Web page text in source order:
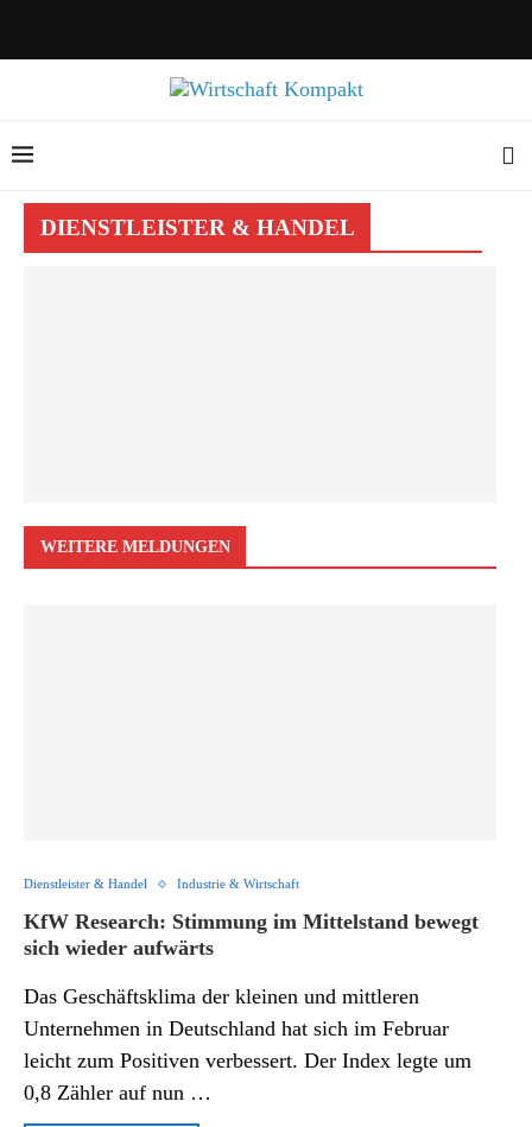
DIENSTLEISTER & HANDEL
WEITERE MELDUNGEN
Dienstleister & Handel Industrie & Wirtschaft
KfW Research: Stimmung im Mittelstand bewegt
sich wieder aufwärts
Das Geschäftsklima der kleinen und mittleren
Unternehmen in Deutschland hat sich im Februar
leicht zum Positiven verbessert. Der Index legte um
0,8 Zähler auf nun …